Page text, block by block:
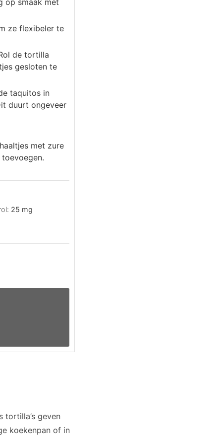
ze flexibeler te
de tortilla
gesloten te
taquitos in
duurt ongeveer
met zure
25 mg
tortilla’s geven
koekenpan of in